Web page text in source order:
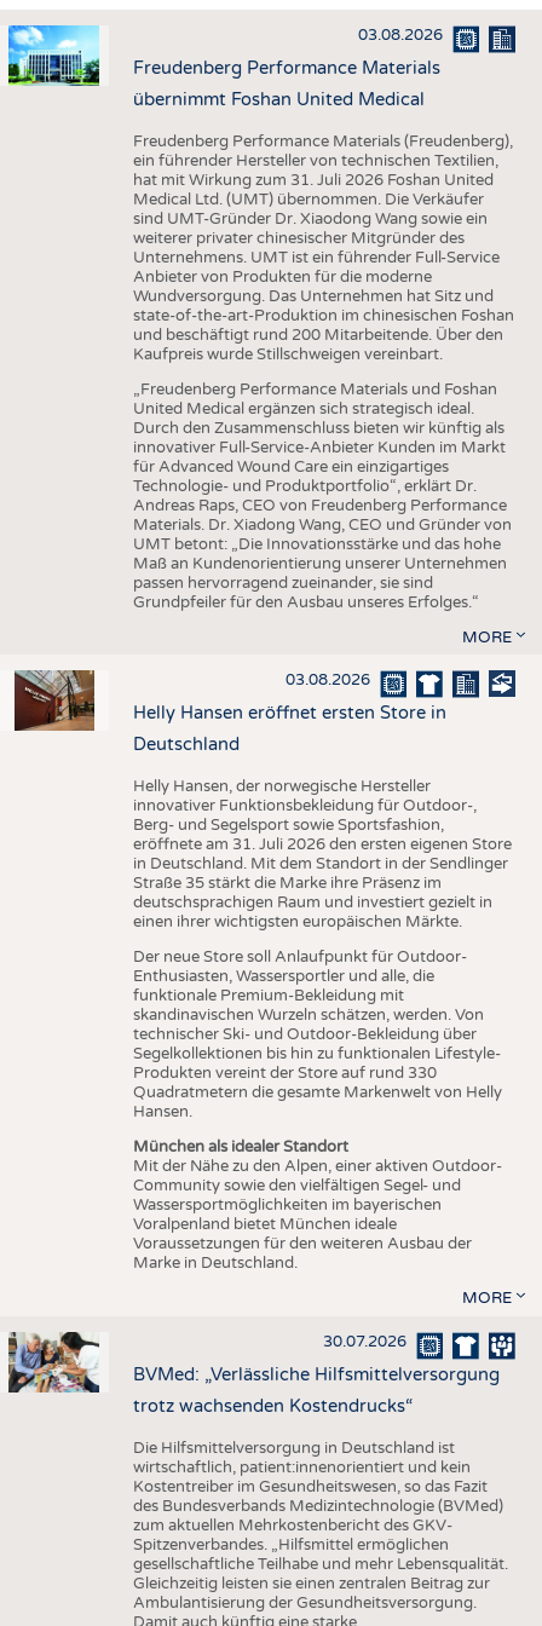
HAUS- UND HEIMTEXTILIEN
BEKLEIDUNG
TESTS
AUSSCHREIBUNGEN
DTV AUSSCHREIBUNGSDIENST
STATISTICS
DAUNENCHECK
ADRESSEN & LINKS
PUBLIKATIONEN
TERMINE
BRANCHENTERMINE
03.08.2026
Freudenberg Performance Materials
übernimmt Foshan United Medical
Freudenberg Performance Materials (Freudenberg),
ein führender Hersteller von technischen Textilien,
hat mit Wirkung zum 31. Juli 2026 Foshan United
Medical Ltd. (UMT) übernommen. Die Verkäufer
sind UMT-Gründer Dr. Xiaodong Wang sowie ein
weiterer privater chinesischer Mitgründer des
Unternehmens. UMT ist ein führender Full-Service
Anbieter von Produkten für die moderne
Wundversorgung. Das Unternehmen hat Sitz und
state-of-the-art-Produktion im chinesischen Foshan
und beschäftigt rund 200 Mitarbeitende. Über den
Kaufpreis wurde Stillschweigen vereinbart.
„Freudenberg Performance Materials und Foshan
United Medical ergänzen sich strategisch ideal.
Durch den Zusammenschluss bieten wir künftig als
innovativer Full-Service-Anbieter Kunden im Markt
für Advanced Wound Care ein einzigartiges
Technologie- und Produktportfolio“, erklärt Dr.
Andreas Raps, CEO von Freudenberg Performance
Materials. Dr. Xiadong Wang, CEO und Gründer von
UMT betont: „Die Innovationsstärke und das hohe
Maß an Kundenorientierung unserer Unternehmen
passen hervorragend zueinander, sie sind
Grundpfeiler für den Ausbau unseres Erfolges.“
MORE
03.08.2026
Helly Hansen eröffnet ersten Store in
Deutschland
Helly Hansen, der norwegische Hersteller
innovativer Funktionsbekleidung für Outdoor-,
Berg- und Segelsport sowie Sportsfashion,
eröffnete am 31. Juli 2026 den ersten eigenen Store
in Deutschland. Mit dem Standort in der Sendlinger
Straße 35 stärkt die Marke ihre Präsenz im
deutschsprachigen Raum und investiert gezielt in
einen ihrer wichtigsten europäischen Märkte.
Der neue Store soll Anlaufpunkt für Outdoor-
Enthusiasten, Wassersportler und alle, die
funktionale Premium-Bekleidung mit
skandinavischen Wurzeln schätzen, werden. Von
technischer Ski- und Outdoor-Bekleidung über
Segelkollektionen bis hin zu funktionalen Lifestyle-
Produkten vereint der Store auf rund 330
Quadratmetern die gesamte Markenwelt von Helly
Hansen.
München als idealer Standort
Mit der Nähe zu den Alpen, einer aktiven Outdoor-
Community sowie den vielfältigen Segel- und
Wassersportmöglichkeiten im bayerischen
Voralpenland bietet München ideale
Voraussetzungen für den weiteren Ausbau der
Marke in Deutschland.
MORE
30.07.2026
BVMed: „Verlässliche Hilfsmittelversorgung
trotz wachsenden Kostendrucks“
Die Hilfsmittelversorgung in Deutschland ist
wirtschaftlich, patient:innenorientiert und kein
Kostentreiber im Gesundheitswesen, so das Fazit
des Bundesverbands Medizintechnologie (BVMed)
zum aktuellen Mehrkostenbericht des GKV-
Spitzenverbandes. „Hilfsmittel ermöglichen
gesellschaftliche Teilhabe und mehr Lebensqualität.
Gleichzeitig leisten sie einen zentralen Beitrag zur
Ambulantisierung der Gesundheitsversorgung.
Damit auch künftig eine starke